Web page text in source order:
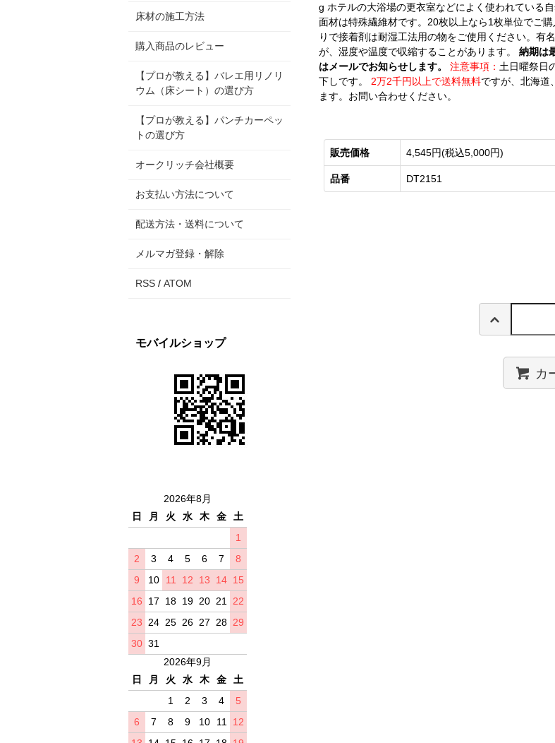
g ホテルの大浴場の更衣室などによく使われている
面材は特殊繊維材です。20枚以上なら1枚単位でご
りで接着剤は耐湿工法用の物をご使用ください。有
が、湿度や温度で収縮することがあります。 納期は
はメールでお知らせします。
注意事項： 土日曜祭日
下しです。 2万2千円以上で送料無料ですが、北海道
ます。お問い合わせください。
販売価格 4,545円(税込5,000円)
品番 DT2151
カ
床材の施工方法
購入商品のレビュー
【プロが教える】バレエ用リノリ
ウム（床シート）の選び方
【プロが教える】パンチカーペッ
トの選び方
オークリッチ会社概要
お支払い方法について
配送方法・送料について
メルマガ登録・解除
RSS / ATOM
モバイルショップ
2026年8月
日
月 火 水 木 金
土
1
2
3 4 5 6 7
8
9
10 11 12 13 14 15
16
17 18 19 20 21
22
23
24 25 26 27 28 29
30 31
2026年9月
日
月 火 水 木 金
土
1
2 3 4
5
6
7 8 9 10 11
12